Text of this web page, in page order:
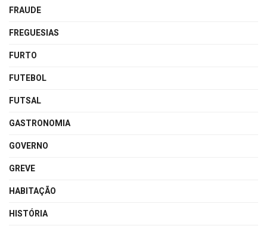
FRAUDE
FREGUESIAS
FURTO
FUTEBOL
FUTSAL
GASTRONOMIA
GOVERNO
GREVE
HABITAÇÃO
HISTÓRIA